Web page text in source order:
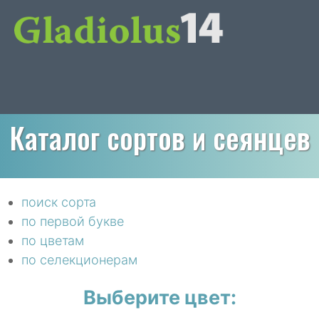
Каталог сортов и сеянцев
поиск сорта
по первой букве
по цветам
по селекционерам
Выберите цвет: